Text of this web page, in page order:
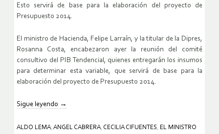
Esto servirá de base para la elaboración del proyecto de
Presupuesto 2014.
El ministro de Hacienda, Felipe Larraín, y la titular de la Dipres,
Rosanna Costa, encabezaron ayer la reunión del comité
consultivo del PIB Tendencial, quienes entregarán los insumos
para determinar esta variable, que servirá de base para la
elaboración del proyecto de Presupuesto 2014.
Sigue leyendo →
ALDO LEMA, ANGEL CABRERA, CECILIA CIFUENTES, EL MINISTRO